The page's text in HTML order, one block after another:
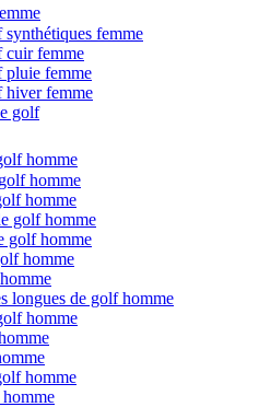
synthétiques femme
cuir femme
pluie femme
hiver femme
golf
homme
homme
homme
golf homme
golf homme
homme
longues de golf homme
homme
homme